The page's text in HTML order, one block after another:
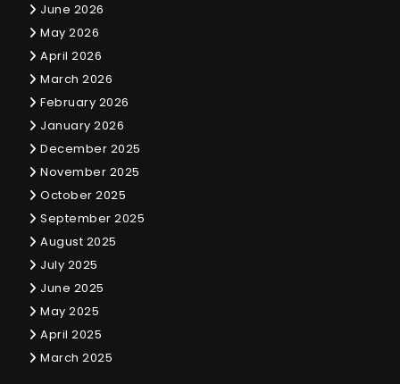
June 2026
May 2026
April 2026
March 2026
February 2026
January 2026
December 2025
November 2025
October 2025
September 2025
August 2025
July 2025
June 2025
May 2025
April 2025
March 2025